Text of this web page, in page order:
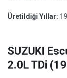
Üretildiği Yıllar:
SUZUKI
2.0L TDi